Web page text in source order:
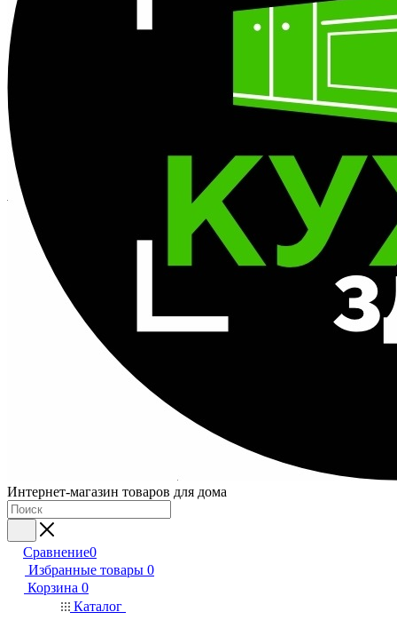
Интернет-магазин товаров для дома
Сравнение0
Избранные товары 0
Корзина 0
Каталог